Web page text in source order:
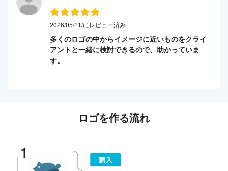
2026/05/11/にレビュー済み
多くのロゴの中からイメージに近いものをクライ
アントと一緒に検討できるので、助かっていま
す。
ロゴを作る流れ